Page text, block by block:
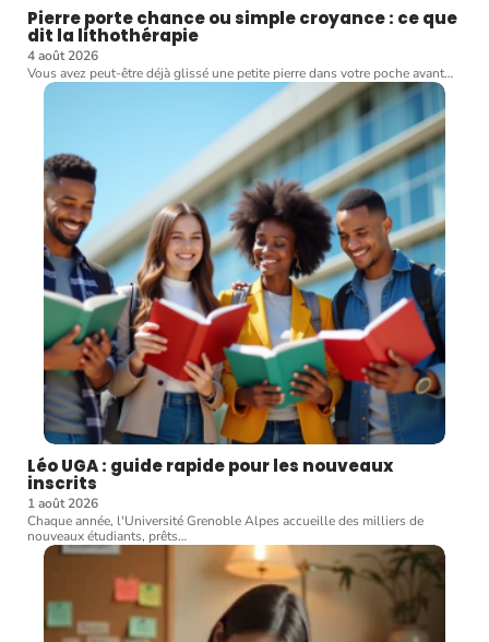
Pierre porte chance ou simple croyance : ce que
dit la lithothérapie
4 août 2026
Vous avez peut-être déjà glissé une petite pierre dans votre poche avant…
Léo UGA : guide rapide pour les nouveaux
inscrits
1 août 2026
Chaque année, l'Université Grenoble Alpes accueille des milliers de
nouveaux étudiants, prêts…